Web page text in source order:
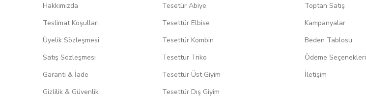
Hakkımızda
Teslimat Koşulları
Üyelik Sözleşmesi
Satış Sözleşmesi
Garanti & İade
Gizlilik & Güvenlik
Tesetür Abiye
Tesettür Elbise
Tesettür Kombin
Tesettür Triko
Tesettür Üst Giyim
Tesettür Dış Giyim
Toptan Satış
Kampanyalar
Beden Tablosu
Ödeme Seçenekleri
İletişim